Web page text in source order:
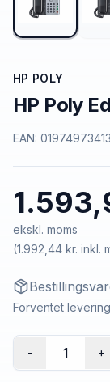
HP POLY
HP Poly
EAN:
ekskl. moms
(1.992,44 kr. inkl.
Forventet
- 1 +